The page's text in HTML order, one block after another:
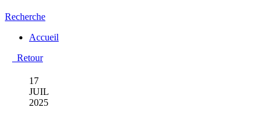
Recherche
Accueil
Retour
17
JUIL
2025